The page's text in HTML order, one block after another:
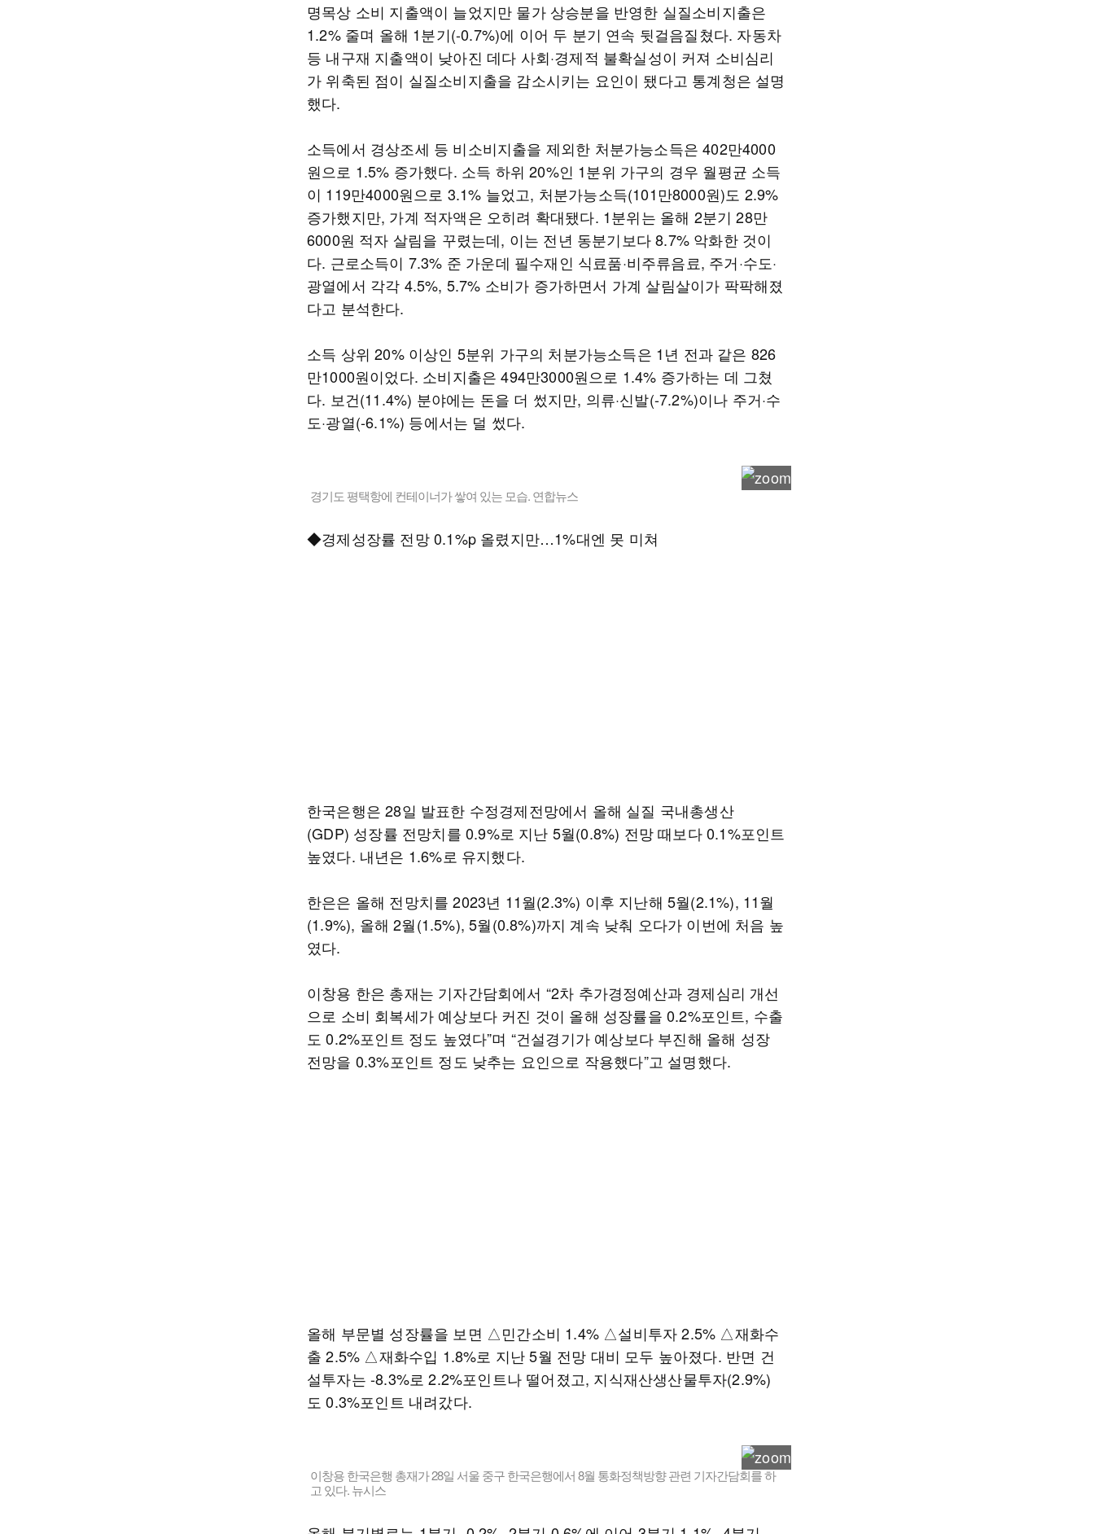
명목상 소비 지출액이 늘었지만 물가 상승분을 반영한 실질소비지출은
1.2% 줄며 올해 1분기(-0.7%)에 이어 두 분기 연속 뒷걸음질쳤다. 자동차
등 내구재 지출액이 낮아진 데다 사회·경제적 불확실성이 커져 소비심리
가 위축된 점이 실질소비지출을 감소시키는 요인이 됐다고 통계청은 설명
했다.
소득에서 경상조세 등 비소비지출을 제외한 처분가능소득은 402만4000
원으로 1.5% 증가했다. 소득 하위 20%인 1분위 가구의 경우 월평균 소득
이 119만4000원으로 3.1% 늘었고, 처분가능소득(101만8000원)도 2.9%
증가했지만, 가계 적자액은 오히려 확대됐다. 1분위는 올해 2분기 28만
6000원 적자 살림을 꾸렸는데, 이는 전년 동분기보다 8.7% 악화한 것이
다. 근로소득이 7.3% 준 가운데 필수재인 식료품·비주류음료, 주거·수도·
광열에서 각각 4.5%, 5.7% 소비가 증가하면서 가계 살림살이가 팍팍해졌
다고 분석한다.
소득 상위 20% 이상인 5분위 가구의 처분가능소득은 1년 전과 같은 826
만1000원이었다. 소비지출은 494만3000원으로 1.4% 증가하는 데 그쳤
다. 보건(11.4%) 분야에는 돈을 더 썼지만, 의류·신발(-7.2%)이나 주거·수
도·광열(-6.1%) 등에서는 덜 썼다.
경기도 평택항에 컨테이너가 쌓여 있는 모습. 연합뉴스
◆경제성장률 전망 0.1%p 올렸지만…1%대엔 못 미쳐
한국은행은 28일 발표한 수정경제전망에서 올해 실질 국내총생산
(GDP) 성장률 전망치를 0.9%로 지난 5월(0.8%) 전망 때보다 0.1%포인트
높였다. 내년은 1.6%로 유지했다.
한은은 올해 전망치를 2023년 11월(2.3%) 이후 지난해 5월(2.1%), 11월
(1.9%), 올해 2월(1.5%), 5월(0.8%)까지 계속 낮춰 오다가 이번에 처음 높
였다.
이창용 한은 총재는 기자간담회에서 “2차 추가경정예산과 경제심리 개선
으로 소비 회복세가 예상보다 커진 것이 올해 성장률을 0.2%포인트, 수출
도 0.2%포인트 정도 높였다”며 “건설경기가 예상보다 부진해 올해 성장
전망을 0.3%포인트 정도 낮추는 요인으로 작용했다”고 설명했다.
올해 부문별 성장률을 보면 △민간소비 1.4% △설비투자 2.5% △재화수
출 2.5% △재화수입 1.8%로 지난 5월 전망 대비 모두 높아졌다. 반면 건
설투자는 -8.3%로 2.2%포인트나 떨어졌고, 지식재산생산물투자(2.9%)
도 0.3%포인트 내려갔다.
이창용 한국은행 총재가 28일 서울 중구 한국은행에서 8월 통화정책방향 관련 기자간담회를 하
고 있다. 뉴시스